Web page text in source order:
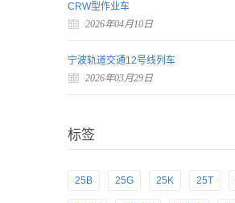
CRW型作业车
2026年04月10日
宁波轨道交通12号线列车
2026年03月29日
标签
25B 25G 25K 25T